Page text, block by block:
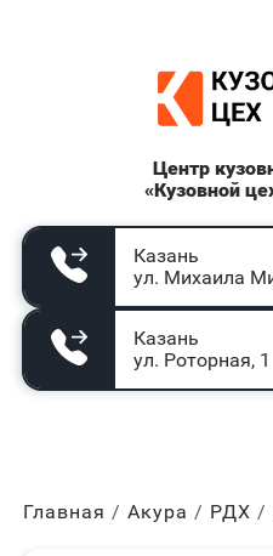
Центр
«Кузовной
Казань
ул. Михаила
Казань
ул. Роторная, 1
Главная Акура РДХ